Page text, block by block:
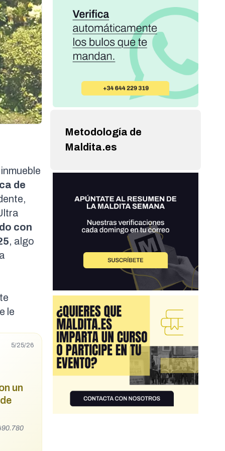
de
con
, algo
le
5/25/26
un
Metodología de
Maldita.es